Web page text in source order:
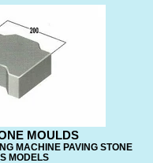
MOULDS
MACHINE PAVING STONE
MODELS